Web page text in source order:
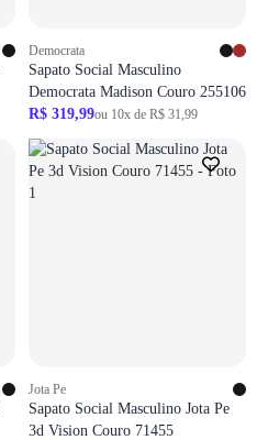
Democrata
Sapato Social Masculino
Democrata Madison Couro 255106
R$ 319,99ou 10x de R$ 31,99
Jota Pe
Sapato Social Masculino Jota Pe
3d Vision Couro 71455